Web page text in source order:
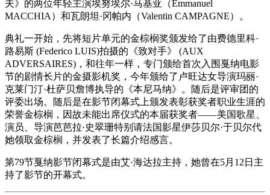
夫》的两位年轻主演埃努埃尔·马基亚（Emmanuel
MACCHIA）和瓦朗坦·冈帕内（Valentin CAMPAGNE）。
典礼一开始，先将短片单元的金棕榈奖颁发给了由费德里科·
路易斯 (Federico LUIS)拍摄的《致对手》 (AUX
ADVERSAIRES)，和往年一样，专门颁给首次入围戛纳电影
节的剧情长片的金摄影机奖，今年颁给了卢旺达女导演玛丽·
克莱门汀·杜萨贝詹博执导的《本尼马纳》。随后是评审团的
评委出场。随后是在影节闭幕式上颁发表彰获奖者职业生涯的
荣誉金棕榈，因故未能出席仪式的本届获奖者——美国歌星、
演员、导演芭芭拉·史翠珊特别请法国影星伊莎贝尔·于贝尔代
她领取金棕榈，并发表了长篇介绍感言。
第79节戛纳影节闭幕式是由艾·海达拉主持，她曾在5月12日主
持了影节的开幕式。